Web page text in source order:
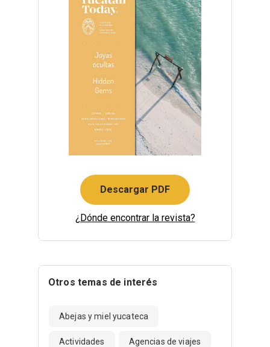
Descargar PDF
¿Dónde encontrar la revista?
Otros temas de interés
Abejas y miel yucateca
Actividades Agencias de viajes